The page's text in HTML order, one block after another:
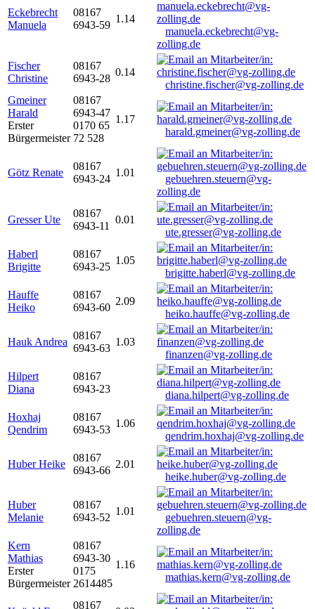
Eckebrecht
Manuela
08167
6943-59
1.14
manuela.eckebrecht@vg-
zolling.de
Fischer
Christine
08167
6943-28
0.14
christine.fischer@vg-zolling.de
Gmeiner
Harald
Erster
Bürgermeister
08167
6943-47
0170 65
72 528
1.17
harald.gmeiner@vg-zolling.de
Götz Renate
08167
6943-24
1.01
gebuehren.steuern@vg-
zolling.de
Gresser Ute
08167
6943-11
0.01
ute.gresser@vg-zolling.de
Haberl
Brigitte
08167
6943-25
1.05
brigitte.haberl@vg-zolling.de
Hauffe
Heiko
08167
6943-60
2.09
heiko.hauffe@vg-zolling.de
Hauk Andrea
08167
6943-63
1.03
finanzen@vg-zolling.de
Hilpert
Diana
08167
6943-23
diana.hilpert@vg-zolling.de
Hoxhaj
Qendrim
08167
6943-53
1.06
qendrim.hoxhaj@vg-zolling.de
Huber Heike
08167
6943-66
2.01
heike.huber@vg-zolling.de
Huber
Melanie
08167
6943-52
1.01
gebuehren.steuern@vg-
zolling.de
Kern
Mathias
Erster
Bürgermeister
08167
6943-30
0175
2614485
1.16
mathias.kern@vg-zolling.de
08167